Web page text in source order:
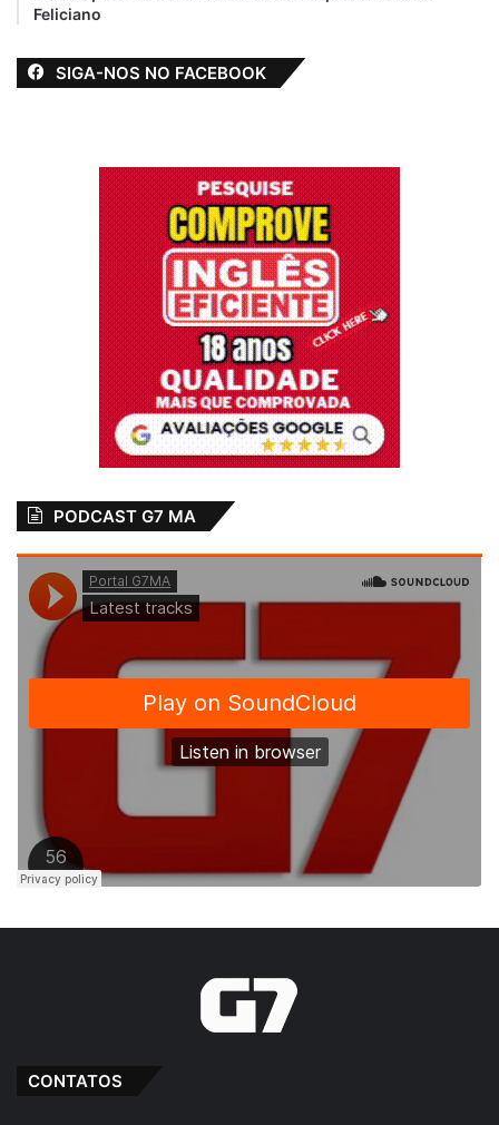
Feliciano
SIGA-NOS NO FACEBOOK
PODCAST G7 MA
CONTATOS